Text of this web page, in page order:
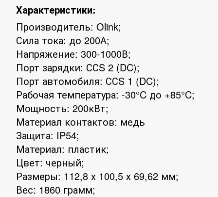
Характеристики:
Производитель: Olink;
Сила тока: до 200А;
Напряжение: 300-1000В;
Порт зарядки: ССS 2 (DC);
Порт автомобиля: ССS 1 (DC);
Рабочая температура: -30°C до +85°C;
Мощность: 200кВт;
Материал контактов: медь
Защита: IP54;
Материал: пластик;
Цвет: черный;
Размеры: 112,8 х 100,5 х 69,62 мм;
Вес: 1860 грамм;